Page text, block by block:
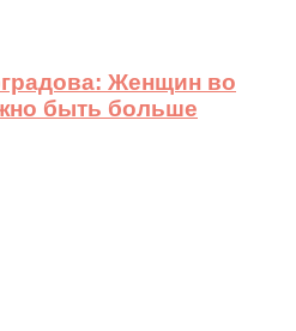
Женщин во
быть больше